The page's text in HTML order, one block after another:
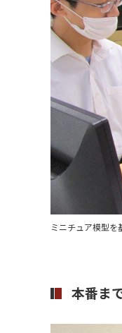
ミニチュア模型を
本番ま